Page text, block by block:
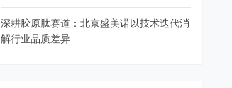
深耕胶原肽赛道：北京盛美诺以技术迭代消
解行业品质差异